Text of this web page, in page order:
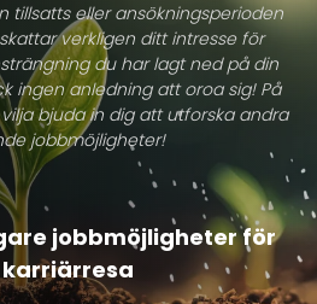
tillsatts eller ansökningsperioden
verkligen ditt intresse för
du har lagt ned på din
ingen anledning att oroa sig! På
bjuda in dig att utforska andra
jobbmöjligheter!
jobbmöjligheter för